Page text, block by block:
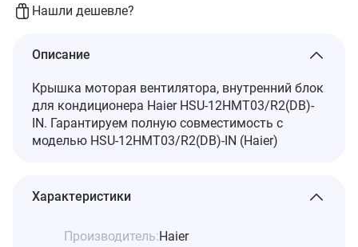
Нашли дешевле?
Описание
Крышка моторая вентилятора, внутренний блок
для кондиционера Haier HSU-12HMT03/R2(DB)-
IN. Гарантируем полную совместимость с
моделью HSU-12HMT03/R2(DB)-IN (Haier)
Характеристики
Производитель:Haier